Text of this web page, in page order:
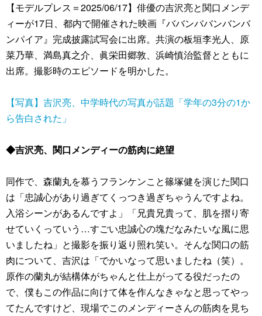
【モデルプレス＝2025/06/17】俳優の吉沢亮と関口メンデ
ィーが17日、都内で開催された映画『ババンババンバンバ
ンパイア』完成披露試写会に出席。共演の板垣李光人、原
菜乃華、満島真之介、眞栄田郷敦、浜崎慎治監督とともに
出席。撮影時のエピソードを明かした。
【写真】吉沢亮、中学時代の写真が話題「学年の3分の1か
ら告白された」
◆吉沢亮、関口メンディーの筋肉に絶望
同作で、森蘭丸を慕うフランケンこと篠塚健を演じた関口
は「忠誠心があり過ぎてくっつき過ぎちゃうんですよね。
入浴シーンがあるんですよ」「兄貴兄貴って、肌を摺り寄
せていくっていう…すごい忠誠心の塊だなみたいな風に思
いましたね」と撮影を振り返り照れ笑い。そんな関口の筋
肉について、吉沢は「でかいなって思いましたね（笑）。
原作の蘭丸が結構体がちゃんと仕上がってる役だったの
で、僕もこの作品に向けて体を作んなきゃなと思ってやっ
てたんですけど、現場でこのメンディーさんの筋肉を見ち